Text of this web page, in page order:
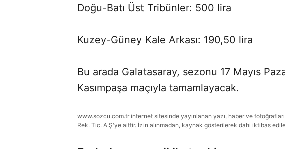
Doğu-Batı Üst Tribünler: 500 lira
Kuzey-Güney Kale Arkası: 190,50 lira
Bu arada Galatasaray, sezonu 17 Mayıs
Kasımpaşa maçıyla tamamlayacak.
www.sozcu.com.tr internet sitesinde yayınlanan yazı, haber ve
Rek. Tic. A.Ş'ye aittir. İzin alınmadan, kaynak gösterilerek dahi iktibas